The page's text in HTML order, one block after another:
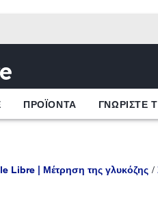
ΠΡΟΪΟΝΤΑ ΓΝΩΡΙΣΤΕ
Libre | Μέτρηση της γλυκόζης